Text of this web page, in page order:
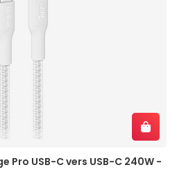
Pro USB-C vers USB-C 240W -